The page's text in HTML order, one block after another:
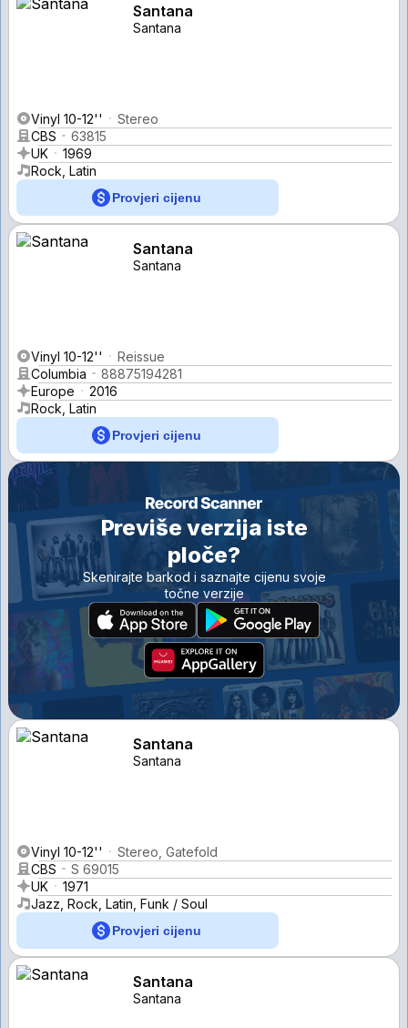
Santana
Santana
Vinyl 10-12''
Stereo
CBS
63815
UK
1969
Rock, Latin
Provjeri cijenu
Santana
Santana
Vinyl 10-12''
Reissue
Columbia
88875194281
Europe
2016
Rock, Latin
Provjeri cijenu
Previše verzija iste
ploče?
Skenirajte barkod i saznajte cijenu svoje
točne verzije
Santana
Santana
Vinyl 10-12''
Stereo, Gatefold
CBS
S 69015
UK
1971
Jazz, Rock, Latin, Funk / Soul
Provjeri cijenu
Santana
Santana